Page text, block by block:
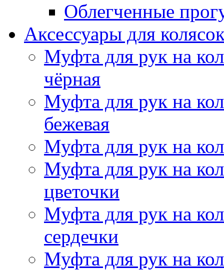
Облегченные
Аксессуары для
Муфта для рук на
чёрная
Муфта для рук на
бежевая
Муфта для рук на
Муфта для рук на
цветочки
Муфта для рук на
сердечки
Муфта для рук на